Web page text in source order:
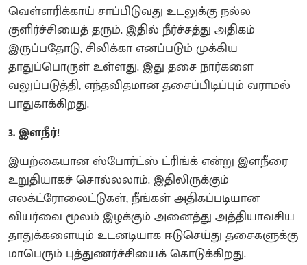
வெள்ளரிக்காய் சாப்பிடுவது உடலுக்கு நல்ல
குளிர்ச்சியைத் தரும். இதில் நீர்ச்சத்து அதிகம்
இருப்பதோடு, சிலிக்கா எனப்படும் முக்கிய
தாதுப்பொருள் உள்ளது. இது தசை நார்களை
வலுப்படுத்தி, எந்தவிதமான தசைப்பிடிப்பும் வராமல்
பாதுகாக்கிறது.
3. இளநீர்!
இயற்கையான ஸ்போர்ட்ஸ் ட்ரிங்க் என்று இளநீரை
உறுதியாகச் சொல்லலாம். இதிலிருக்கும்
எலக்ட்ரோலைட்டுகள், நீங்கள் அதிகப்படியான
வியர்வை மூலம் இழக்கும் அனைத்து அத்தியாவசிய
தாதுக்களையும் உடனடியாக ஈடுசெய்து தசைகளுக்கு
மாபெரும் புத்துணர்ச்சியைக் கொடுக்கிறது.